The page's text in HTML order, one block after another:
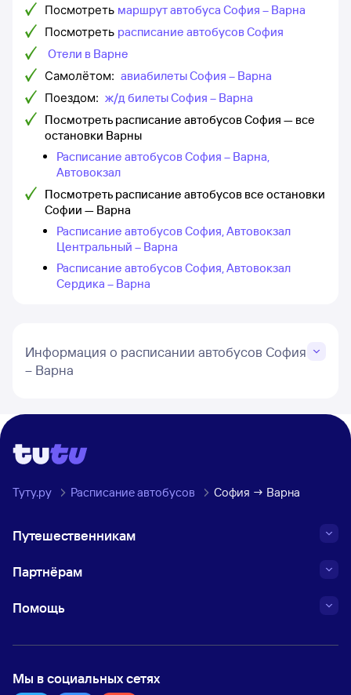
Посмотреть маршрут автобуса София – Варна
Посмотреть расписание автобусов София
Отели в Варне
Самолётом: авиабилеты София – Варна
Поездом: ж/д билеты София – Варна
Посмотреть расписание автобусов София — все
остановки Варны
Расписание автобусов София – Варна,
Автовокзал
Посмотреть расписание автобусов все остановки
Софии — Варна
Расписание автобусов София, Автовокзал
Центральный – Варна
Расписание автобусов София, Автовокзал
Сердика – Варна
Информация о расписании автобусов София
– Варна
Туту.ру Расписание автобусов София → Варна
Путешественникам
Партнёрам
Помощь
Мы в социальных сетях